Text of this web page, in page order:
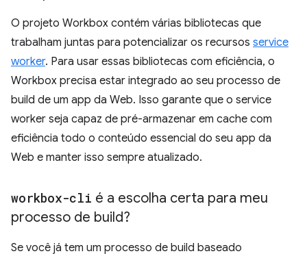
O projeto Workbox contém várias bibliotecas que
trabalham juntas para potencializar os recursos service
worker. Para usar essas bibliotecas com eficiência, o
Workbox precisa estar integrado ao seu processo de
build de um app da Web. Isso garante que o service
worker seja capaz de pré-armazenar em cache com
eficiência todo o conteúdo essencial do seu app da
Web e manter isso sempre atualizado.
workbox-cli é a escolha certa para meu
processo de build?
Se você já tem um processo de build baseado